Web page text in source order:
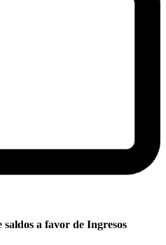
a favor de Ingresos